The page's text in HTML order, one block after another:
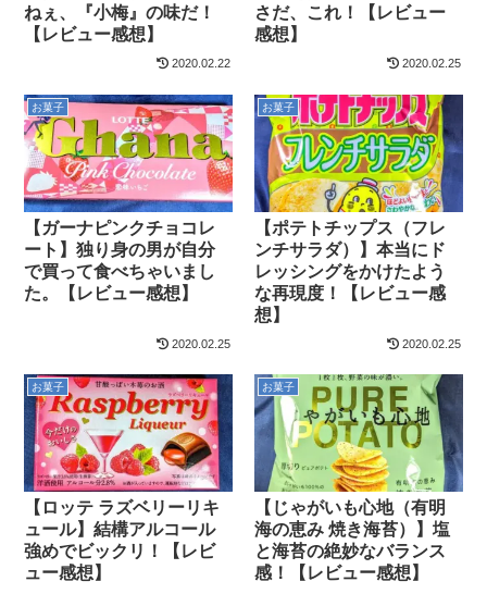
ねぇ、『小梅』の味だ！
【レビュー感想】
2020.02.22
さだ、これ！【レビュー
感想】
2020.02.25
お菓子
【ガーナピンクチョコレ
ート】独り身の男が自分
で買って食べちゃいまし
た。【レビュー感想】
2020.02.25
お菓子
【ポテトチップス（フレ
ンチサラダ）】本当にド
レッシングをかけたよう
な再現度！【レビュー感
想】
2020.02.25
お菓子
【ロッテ ラズベリーリキ
ュール】結構アルコール
強めでビックリ！【レビ
ュー感想】
お菓子
【じゃがいも心地（有明
海の恵み 焼き海苔）】塩
と海苔の絶妙なバランス
感！【レビュー感想】